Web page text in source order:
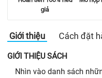
giả
Giới thiệu Cách đặt
GIỚI THIỆU SÁCH
Nhìn vào danh sách